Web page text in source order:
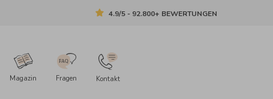
4.9/5 - 92.800+ BEWERTUNGEN
Magazin Fragen Kontakt